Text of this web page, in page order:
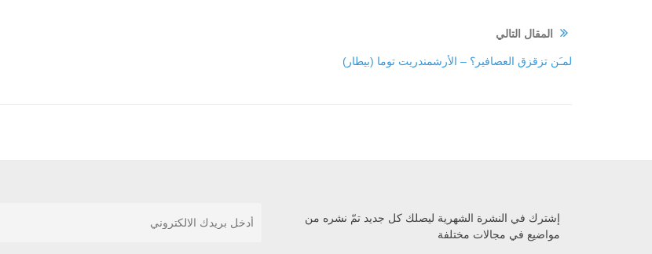
المقال التالي
لمـَن تزقزق العصافير؟ – الأرشمندريت توما (بيطار)
إشترك في النشرة الشهرية ليصلك كل جديد تمّ نشره من
مواضيع في مجالات مختلفة